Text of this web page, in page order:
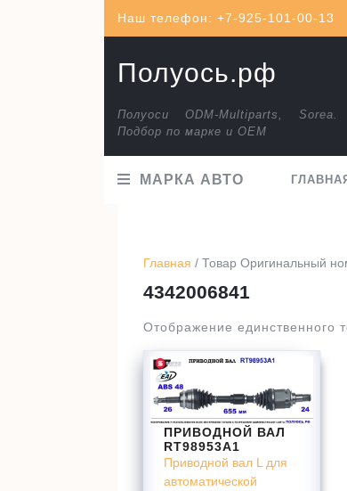
Наш телефон: +7-925-101-00-13
Полуось.рф
Полуоси ODM-Multiparts, Sorea.
Подбор по марке и ОЕМ
МАРКА АВТО
Главная / Товар Оригинальный
4342006841
Отображение единственного
ПРИВОДНОЙ ВАЛ
RT98953A1
Приводной вал L для
автоматической